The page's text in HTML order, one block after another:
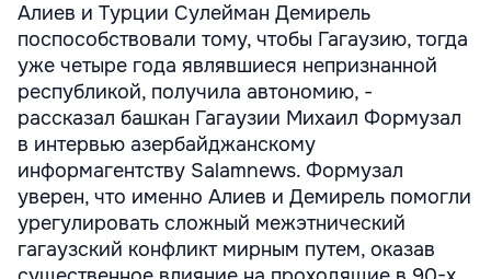
Алиев и Турции Сулейман Демирель
поспособствовали тому, чтобы Гагаузию, тогда
уже четыре года являвшиеся непризнанной
республикой, получила автономию, -
рассказал башкан Гагаузии Михаил Формузал
в интервью азербайджанскому
информагентству Salamnews. Формузал
уверен, что именно Алиев и Демирель помогли
урегулировать сложный межэтнический
гагаузский конфликт мирным путем, оказав